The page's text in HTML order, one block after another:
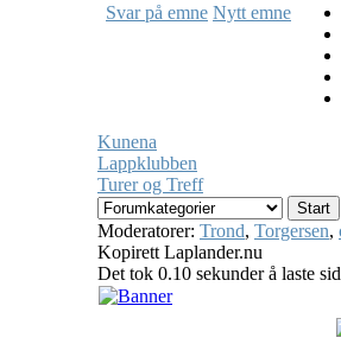
Svar på emne Nytt emne
Kunena
Lappklubben
Turer og Treff
Moderatorer: Trond, Torgersen,
Kopirett Laplander.nu
Det tok 0.10 sekunder å laste